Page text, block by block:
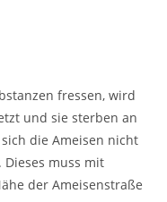
fressen, wird
und sie sterben an
die Ameisen nicht
muss mit
der Ameisenstraße